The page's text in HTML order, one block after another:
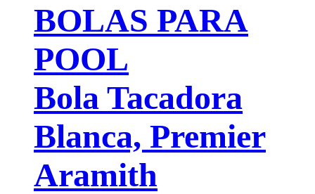
BOLAS PARA
POOL
Bola Tacadora
Blanca, Premier
Aramith